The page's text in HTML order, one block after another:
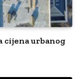
cijena urbanog